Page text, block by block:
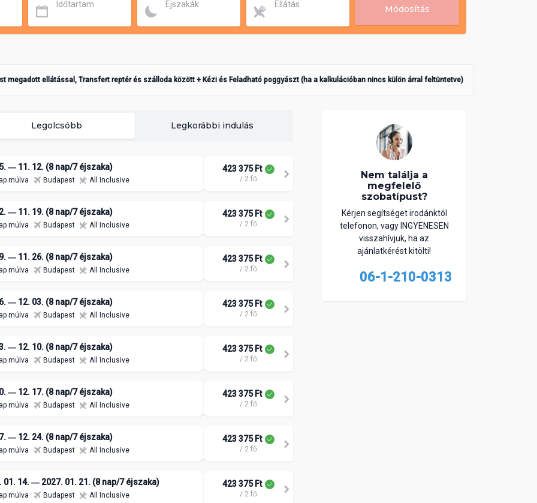
Időtartam Éjszakák Ellátás Módosítás
megadott ellátással, Transfert reptér és szálloda között + Kézi és Feladható poggyászt (ha a kalkulációban nincs külön árral feltüntetve)
Legolcsóbb Legkorábbi indulás
― 11. 12. (8 nap/7 éjszaka)
múlva Budapest All Inclusive
423 375 Ft
/ 2 fő
― 11. 19. (8 nap/7 éjszaka)
múlva Budapest All Inclusive
423 375 Ft
/ 2 fő
― 11. 26. (8 nap/7 éjszaka)
múlva Budapest All Inclusive
423 375 Ft
/ 2 fő
― 12. 03. (8 nap/7 éjszaka)
múlva Budapest All Inclusive
423 375 Ft
/ 2 fő
― 12. 10. (8 nap/7 éjszaka)
múlva Budapest All Inclusive
423 375 Ft
/ 2 fő
― 12. 17. (8 nap/7 éjszaka)
múlva Budapest All Inclusive
423 375 Ft
/ 2 fő
― 12. 24. (8 nap/7 éjszaka)
múlva Budapest All Inclusive
423 375 Ft
/ 2 fő
01. 14. ― 2027. 01. 21. (8 nap/7 éjszaka)
múlva Budapest All Inclusive
423 375 Ft
/ 2 fő
Nem találja a
megfelelő
szobatípust?
Kérjen segítséget irodánktól
telefonon, vagy INGYENESEN
visszahívjuk, ha az
ajánlatkérést kitölti!
06-1-210-0313